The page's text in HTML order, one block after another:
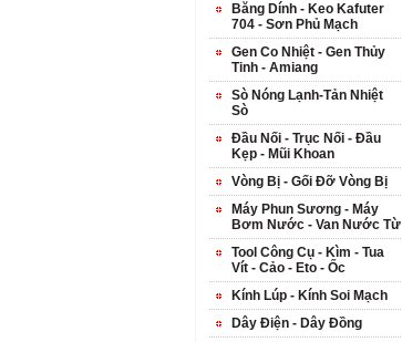
Băng Dính - Keo Kafuter
704 - Sơn Phủ Mạch
Gen Co Nhiệt - Gen Thủy
Tinh - Amiang
Sò Nóng Lạnh-Tản Nhiệt
Sò
Đầu Nối - Trục Nối - Đầu
Kẹp - Mũi Khoan
Vòng Bị - Gối Đỡ Vòng Bị
Máy Phun Sương - Máy
Bơm Nước - Van Nước Từ
Tool Công Cụ - Kìm - Tua
Vít - Cảo - Eto - Ốc
Kính Lúp - Kính Soi Mạch
Dây Điện - Dây Đồng